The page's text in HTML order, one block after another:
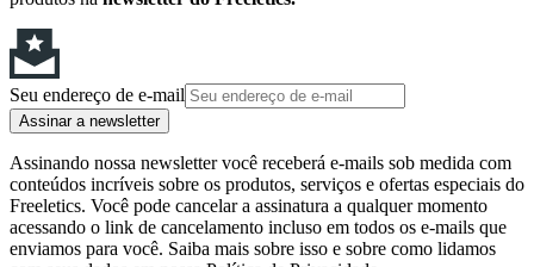
Seu endereço de e-mail
Assinar a newsletter
Assinando nossa newsletter você receberá e-mails sob medida com
conteúdos incríveis sobre os produtos, serviços e ofertas especiais do
Freeletics. Você pode cancelar a assinatura a qualquer momento
acessando o link de cancelamento incluso em todos os e-mails que
enviamos para você. Saiba mais sobre isso e sobre como lidamos